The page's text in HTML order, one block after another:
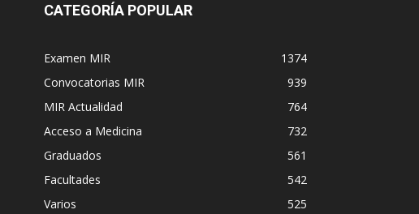
CATEGORÍA POPULAR
Examen MIR
1374
Convocatorias MIR
939
MIR Actualidad
764
Acceso a Medicina
732
Graduados
561
Facultades
542
Varios
525